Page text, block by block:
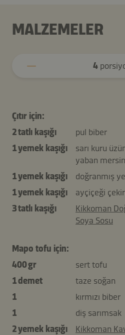
MALZEMELER
4
Çıtır için:
2 tatlı kaşığı
pul biber
1 yemek kaşığı
sarı kuru
yaban
1 yemek kaşığı
doğranmış
1 yemek kaşığı
ayçiçeği
3 tatlı kaşığı
Kikkoman
Soya Sosu
Mapo tofu için:
400 gr
sert tofu
1 demet
taze soğan
1
kırmızı biber
1
diş sarımsak
2 yemek kaşığı
Kikkoman